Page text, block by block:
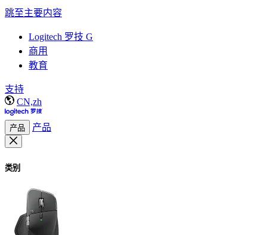
跳至主要内容
Logitech 罗技 G
商用
教育
支持
CN,zh
产品 产品
类别